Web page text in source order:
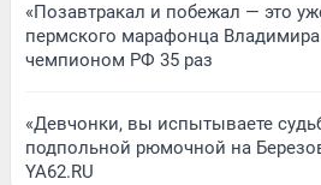
«Позавтракал и побежал — это
пермского марафонца
чемпионом РФ 35 раз
«Девчонки, вы испытываете
подпольной рюмочной на
YA62.RU